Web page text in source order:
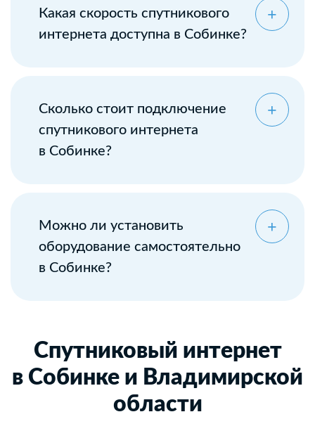
Какая скорость спутникового
интернета доступна в Собинке?
Сколько стоит подключение
спутникового интернета
в Собинке?
Можно ли установить
оборудование самостоятельно
в Собинке?
Спутниковый интернет
в Собинке и Владимирской
области